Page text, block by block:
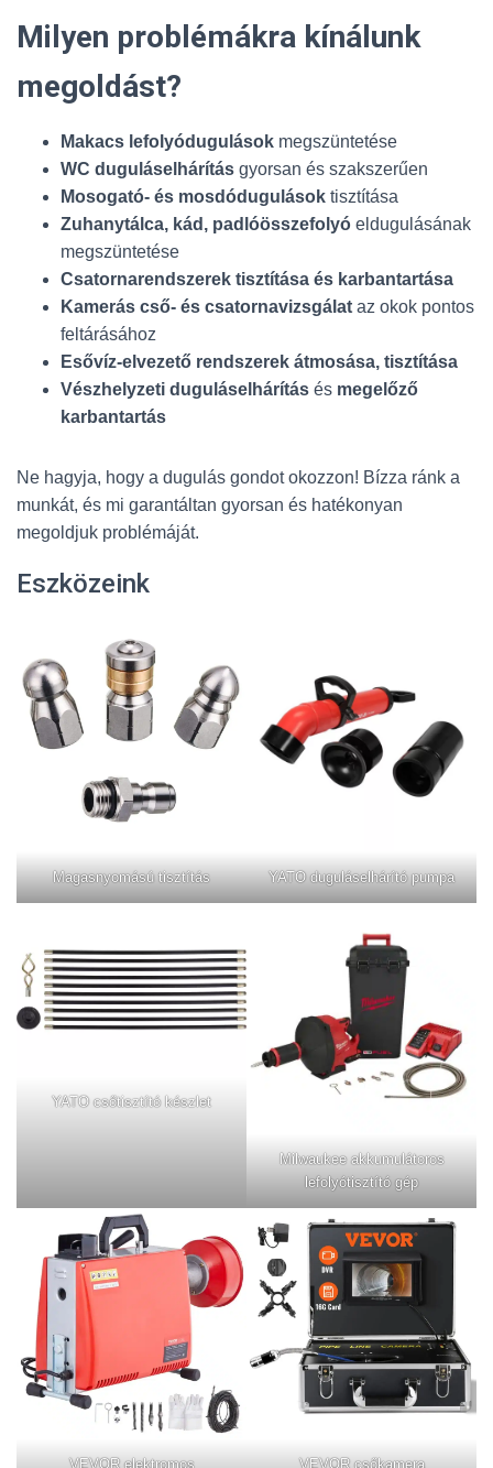
Milyen problémákra kínálunk
megoldást?
Makacs lefolyódugulások megszüntetése
WC duguláselhárítás gyorsan és szakszerűen
Mosogató- és mosdódugulások tisztítása
Zuhanytálca, kád, padlóösszefolyó eldugulásának
megszüntetése
Csatornarendszerek tisztítása és karbantartása
Kamerás cső- és csatornavizsgálat az okok pontos
feltárásához
Esővíz-elvezető rendszerek átmosása, tisztítása
Vészhelyzeti duguláselhárítás és megelőző
karbantartás
Ne hagyja, hogy a dugulás gondot okozzon! Bízza ránk a
munkát, és mi garantáltan gyorsan és hatékonyan
megoldjuk problémáját.
Eszközeink
Magasnyomású tisztítás YATO duguláselhárító pumpa
YATO csőtisztító készlet
Milwaukee akkumulátoros
lefolyótisztító gép
VEVOR elektromos VEVOR csőkamera